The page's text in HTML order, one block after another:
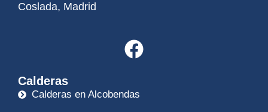
Coslada, Madrid
Calderas
Calderas en Alcobendas